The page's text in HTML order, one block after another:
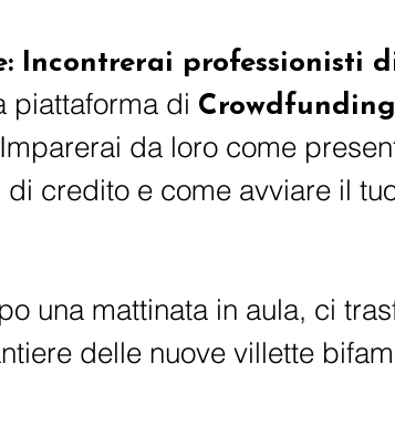
Incontrerai professionisti
piattaforma di
da loro come
credito e come avviare il
una mattinata in aula, ci
delle nuove villette